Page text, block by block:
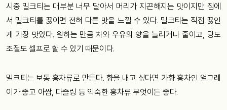
시중 밀크티는 대부분 너무 달아서 머리가 지끈해지는 맛이지만 집에
서 밀크티를 끓이면 전혀 다른 맛을 느낄 수 있다. 밀크티는 직접 끓인
게 가장 맛있다. 원하는 만큼 차와 우유의 양을 늘리거나 줄이고, 당도
조절도 셀프로 할 수 있기 때문이다.
밀크티는 보통 홍차류로 만든다. 향을 내고 싶다면 가향 홍차인 얼그레
이가 좋고 아쌈, 다즐링 등 익숙한 홍차류 무엇이든 좋다.